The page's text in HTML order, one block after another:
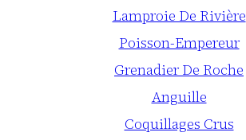
Lamproie De Rivière
Poisson-Empereur
Grenadier De Roche
Anguille
Coquillages Crus